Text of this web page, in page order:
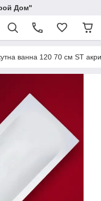
Дом"
ванна 120 70 см ST